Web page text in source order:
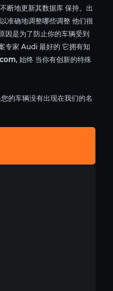
地更新其数据库 保持。出
准确地调整哪些调整 他们很
因是为了防止你的车辆受到
专家 Audi 最好的 它拥有知
, 始终 当你有创新的特殊
的车辆没有出现在我们的名